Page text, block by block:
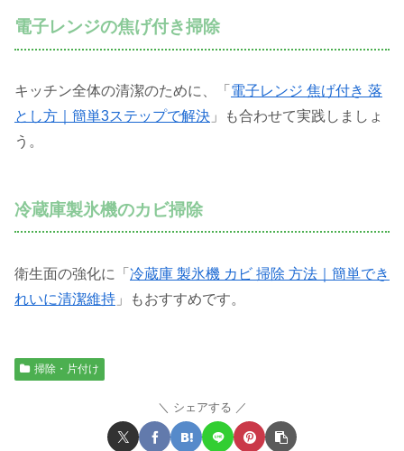
電子レンジの焦げ付き掃除
キッチン全体の清潔のために、「 電子レンジ 焦げ付き 落
とし方｜簡単3ステップで解決 」も合わせて実践しましょ
う。
冷蔵庫製氷機のカビ掃除
衛生面の強化に「 冷蔵庫 製氷機 カビ 掃除 方法｜簡単でき
れいに清潔維持 」もおすすめです。
掃除・片付け
シェアする